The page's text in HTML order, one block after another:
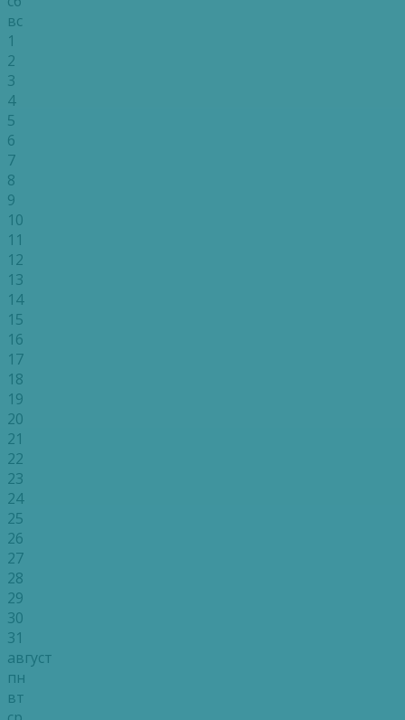
вс
1
2
3
4
5
6
7
8
9
10
11
12
13
14
15
16
17
18
19
20
21
22
23
24
25
26
27
28
29
30
31
август
пн
вт